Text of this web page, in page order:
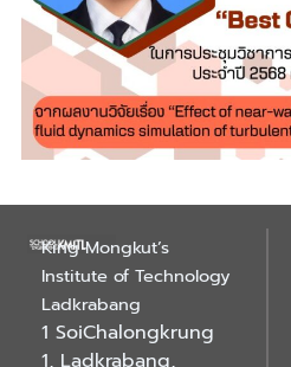
King Mongkut’s
Institute of Technology
Ladkrabang
1 SoiChalongkrung
1, Ladkrabang,